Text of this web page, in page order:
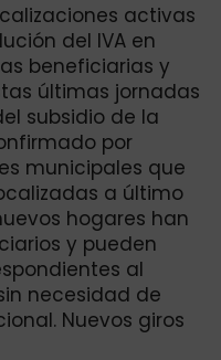
activas
del IVA en
beneficiarias y
últimas jornadas
subsidio de la
por
municipales que
a último
hogares han
y pueden
al
necesidad de
Nuevos giros